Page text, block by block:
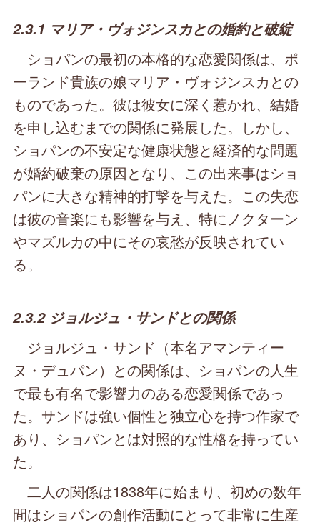
2.3.1 マリア・ヴォジンスカとの婚約と破綻
ショパンの最初の本格的な恋愛関係は、ポ
ーランド貴族の娘マリア・ヴォジンスカとの
ものであった。彼は彼女に深く惹かれ、結婚
を申し込むまでの関係に発展した。しかし、
ショパンの不安定な健康状態と経済的な問題
が婚約破棄の原因となり、この出来事はショ
パンに大きな精神的打撃を与えた。この失恋
は彼の音楽にも影響を与え、特にノクターン
やマズルカの中にその哀愁が反映されてい
る。
2.3.2 ジョルジュ・サンドとの関係
ジョルジュ・サンド（本名アマンティー
ヌ・デュパン）との関係は、ショパンの人生
で最も有名で影響力のある恋愛関係であっ
た。サンドは強い個性と独立心を持つ作家で
あり、ショパンとは対照的な性格を持ってい
た。
二人の関係は1838年に始まり、初めの数年
間はショパンの創作活動にとって非常に生産